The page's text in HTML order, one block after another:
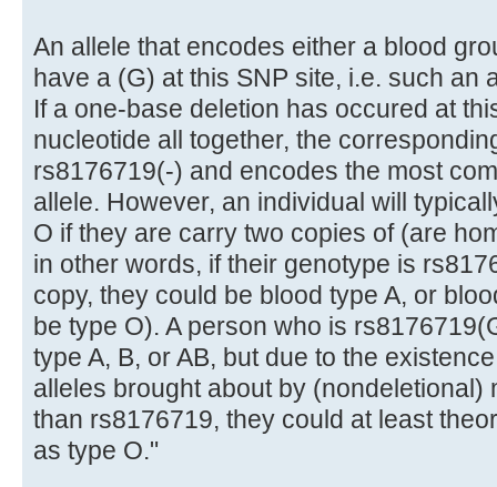
An allele that encodes either a blood
have a (G) at this SNP site, i.e. such an
If a one-base deletion has occured at
nucleotide all together, the
rs8176719(-) and encodes the most
allele. However, an individual will
O if they are carry two copies of (are
in other words, if their genotype is
copy, they could be blood type A, or
be type O). A person who is
type A, B, or AB, but due to the
alleles brought about by (nondeletional)
than rs8176719, they could at least
as type O."